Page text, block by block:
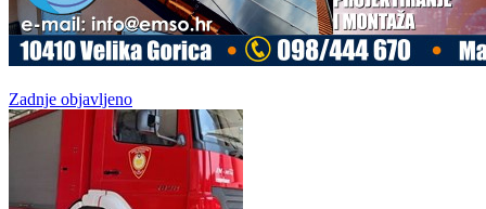
Zadnje objavljeno